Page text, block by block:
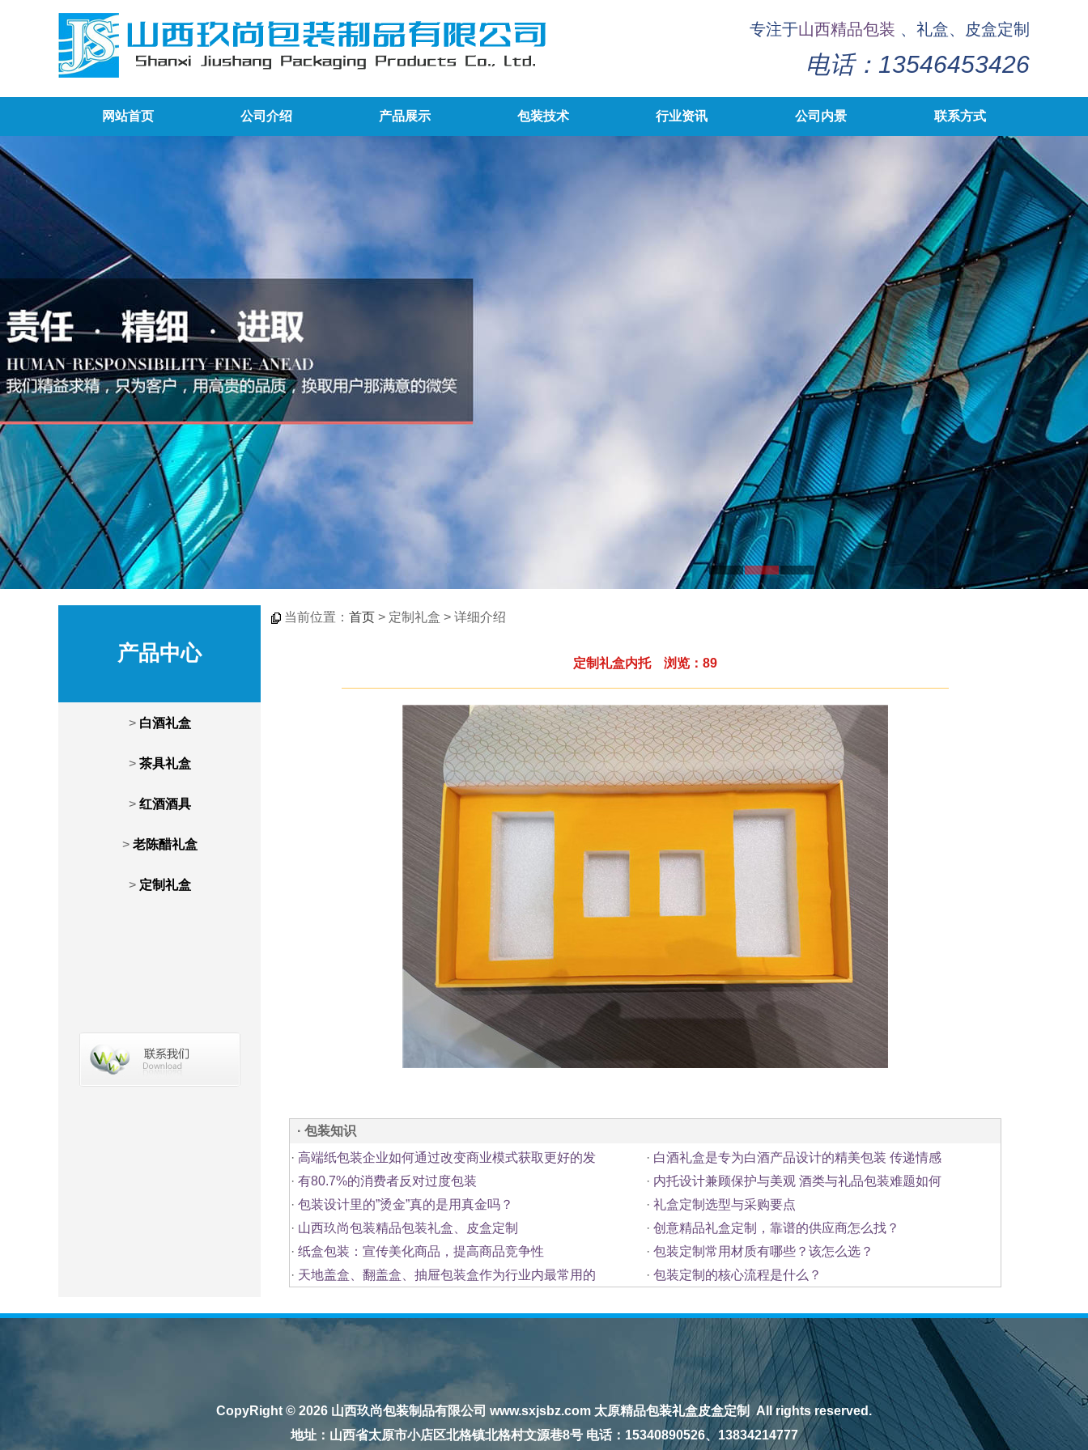
专注于山西精品包装 、礼盒、皮盒定制
电话：13546453426
网站首页 公司介绍 产品展示 包装技术 行业资讯 公司内景 联系方式
1
产品中心
> 白酒礼盒
> 茶具礼盒
> 红酒酒具
> 老陈醋礼盒
> 定制礼盒
当前位置： 首页 > 定制礼盒 > 详细介绍
定制礼盒内托 浏览：89
· 包装知识
· 高端纸包装企业如何通过改变商业模式获取更好的发 · 白酒礼盒是专为白酒产品设计的精美包装 传递情感
· 有80.7%的消费者反对过度包装 · 内托设计兼顾保护与美观 酒类与礼品包装难题如何
· 包装设计里的”烫金”真的是用真金吗？ · 礼盒定制选型与采购要点
· 山西玖尚包装精品包装礼盒、皮盒定制 · 创意精品礼盒定制，靠谱的供应商怎么找？
· 纸盒包装：宣传美化商品，提高商品竞争性 · 包装定制常用材质有哪些？该怎么选？
· 天地盖盒、翻盖盒、抽屉包装盒作为行业内最常用的 · 包装定制的核心流程是什么？
CopyRight © 2026 山西玖尚包装制品有限公司 www.sxjsbz.com 太原精品包装礼盒皮盒定制 All rights reserved.
地址：山西省太原市小店区北格镇北格村文源巷8号 电话：15340890526、13834214777